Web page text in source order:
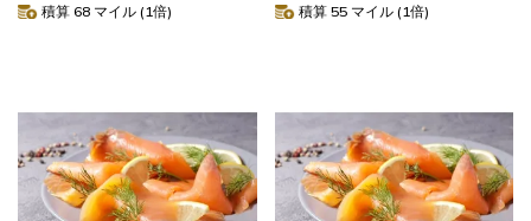
積算 68 マイル (1倍) 積算 55 マイル (1倍)